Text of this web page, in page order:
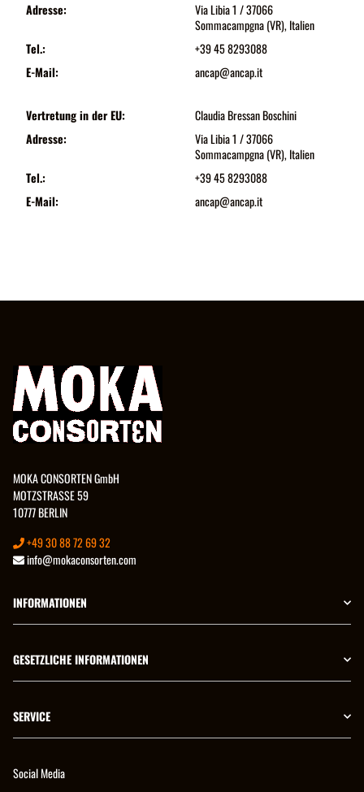
Adresse:
Via Libia 1 / 37066
Sommacampgna (VR), Italien
Tel.:
+39 45 8293088
E-Mail:
ancap@ancap.it
Vertretung in der EU:
Claudia Bressan Boschini
Adresse:
Via Libia 1 / 37066
Sommacampgna (VR), Italien
Tel.:
+39 45 8293088
E-Mail:
ancap@ancap.it
MOKA CONSORTEN GmbH
MOTZSTRASSE 59
10777 BERLIN
+49 30 88 72 69 32
info@mokaconsorten.com
INFORMATIONEN
GESETZLICHE INFORMATIONEN
SERVICE
Social Media